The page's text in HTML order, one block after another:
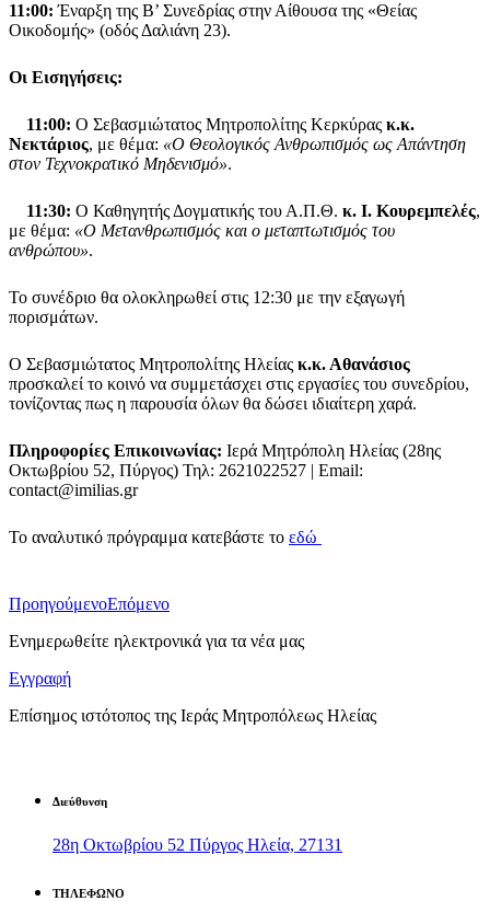
11:00: Έναρξη της Β’ Συνεδρίας στην Αίθουσα της «Θείας
Οικοδομής» (οδός Δαλιάνη 23).
Οι Εισηγήσεις:
11:00: Ο Σεβασμιώτατος Μητροπολίτης Κερκύρας κ.κ.
Νεκτάριος, με θέμα: «Ο Θεολογικός Ανθρωπισμός ως Απάντηση
στον Τεχνοκρατικό Μηδενισμό».
11:30: Ο Καθηγητής Δογματικής του Α.Π.Θ. κ. Ι. Κουρεμπελές,
με θέμα: «Ο Μετανθρωπισμός και ο μεταπτωτισμός του
ανθρώπου».
Το συνέδριο θα ολοκληρωθεί στις 12:30 με την εξαγωγή
πορισμάτων.
Ο Σεβασμιώτατος Μητροπολίτης Ηλείας κ.κ. Αθανάσιος
προσκαλεί το κοινό να συμμετάσχει στις εργασίες του συνεδρίου,
τονίζοντας πως η παρουσία όλων θα δώσει ιδιαίτερη χαρά.
Πληροφορίες Επικοινωνίας: Ιερά Μητρόπολη Ηλείας (28ης
Οκτωβρίου 52, Πύργος) Τηλ: 2621022527 | Email:
contact@imilias.gr
Το αναλυτικό πρόγραμμα κατεβάστε το εδώ
ΠροηγούμενοΕπόμενο
Ενημερωθείτε ηλεκτρονικά για τα νέα μας
Εγγραφή
Επίσημος ιστότοπος της Ιεράς Μητροπόλεως Ηλείας
Διεύθυνση
28η Οκτωβρίου 52 Πύργος Ηλεία, 27131
ΤΗΛΕΦΩΝΟ